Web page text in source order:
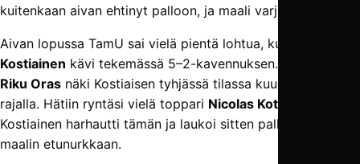
kuitenkaan aivan ehtinyt palloon, ja maali varjeltui.
Aivan lopussa TamU sai vielä pientä lohtua, kun
Kostiainen kävi tekemässä 5–2-kavennuksen. Tilanteessa
Riku Oras näki Kostiaisen tyhjässä tilassa kuudentoista
rajalla. Hätiin ryntäsi vielä toppari Nicolas Kotamäki
Kostiainen harhautti tämän ja laukoi sitten pallon varmasti
maalin etunurkkaan.